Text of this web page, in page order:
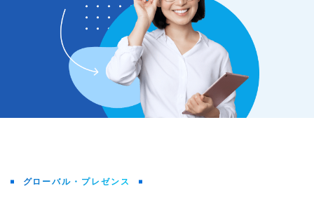
グローバル・プレゼンス